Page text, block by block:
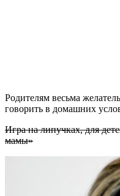
Родителям весьма
говорить в домашних
Игра на липучках, для
мамы»